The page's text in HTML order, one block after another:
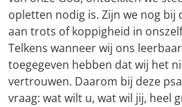
opletten nodig is. Zijn we nog bij
aan trots of koppigheid in
Telkens wanneer wij ons
toegegeven hebben dat wij het
vertrouwen. Daarom bij deze
vraag: wat wilt u, wat wil jij, heel